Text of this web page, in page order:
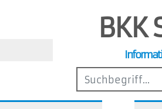
BKK
Steuer- und Arbeitsrecht